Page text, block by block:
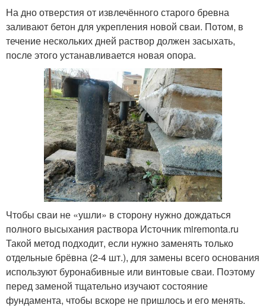
На дно отверстия от извлечённого старого бревна
заливают бетон для укрепления новой сваи. Потом, в
течение нескольких дней раствор должен засыхать,
после этого устанавливается новая опора.
Чтобы сваи не «ушли» в сторону нужно дождаться
полного высыхания раствора Источник miremonta.ru
Такой метод подходит, если нужно заменять только
отдельные брёвна (2-4 шт.), для замены всего основания
используют буронабивные или винтовые сваи. Поэтому
перед заменой тщательно изучают состояние
фундамента, чтобы вскоре не пришлось и его менять.